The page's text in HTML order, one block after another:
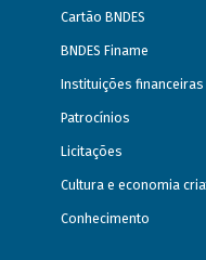
Cartão BNDES
BNDES Finame
Instituições
Patrocínios
Licitações
Cultura e economia
Conhecimento